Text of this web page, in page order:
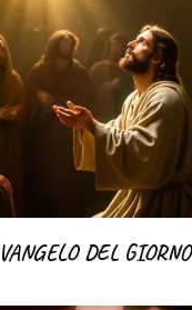
VANGELO DEL GIORNO